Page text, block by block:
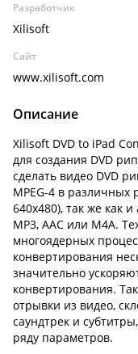
Разработчик
Xilisoft
Сайт
www.xilisoft.com
Описание
Xilisoft DVD to iPad
для создания DVD
сделать видео DVD
MPEG-4 в различных
640х480), так же как
MP3, AAC или M4A.
многоядерных
конвертирования
значительно
конвертирования.
отрывки из видео,
саундтрек и
ряду параметров.